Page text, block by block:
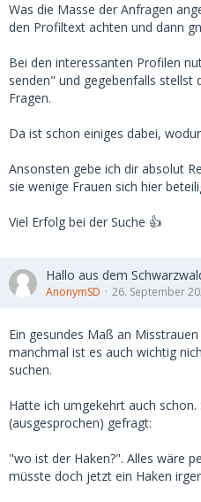
Was die Masse der Anfragen
den Profiltext achten und dann
Bei den interessanten Profilen
senden" und gegebenfalls stellst
Fragen.
Da ist schon einiges dabei,
Ansonsten gebe ich dir absolut
sie wenige Frauen sich hier
Viel Erfolg bei der Suche 👍
Hallo aus dem
AnonymSD 26. September
Ein gesundes Maß an
manchmal ist es auch wichtig
suchen.
Hatte ich umgekehrt auch
(ausgesprochen) gefragt:
"wo ist der Haken?". Alles wäre
müsste doch jetzt ein Haken